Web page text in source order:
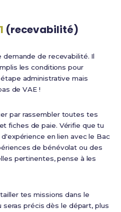
(recevabilité)
de recevabilité. Il
les conditions pour
administrative mais
de VAE !
par rassembler toutes tes
fiches de paie. Vérifie que tu
en lien avec le Bac
de bénévolat ou des
pertinentes, pense à les
tes missions dans le
précis dès le départ, plus